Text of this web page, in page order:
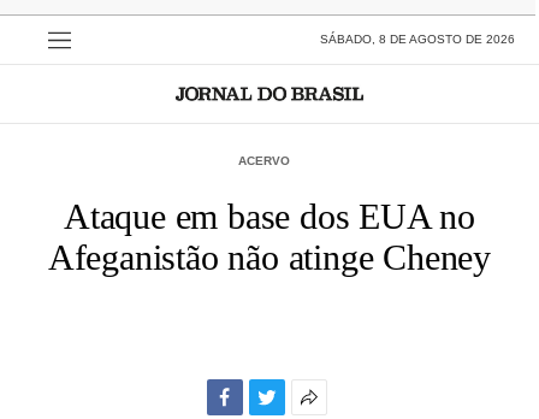
SÁBADO, 8 DE AGOSTO DE 2026
ACERVO
Ataque em base dos EUA no
Afeganistão não atinge Cheney